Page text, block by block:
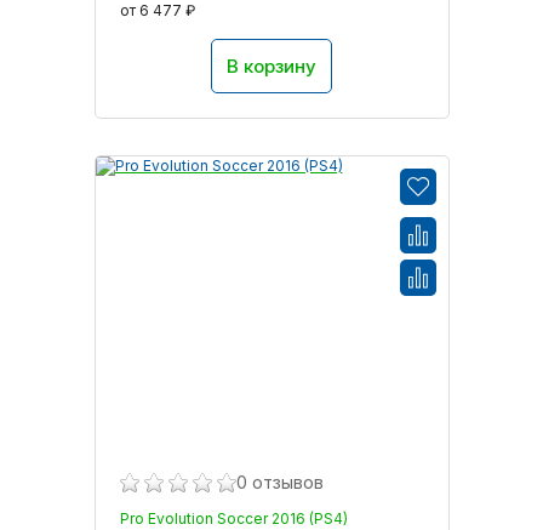
от 6 477 ₽
В корзину
0 отзывов
Pro Evolution Soccer 2016 (PS4)